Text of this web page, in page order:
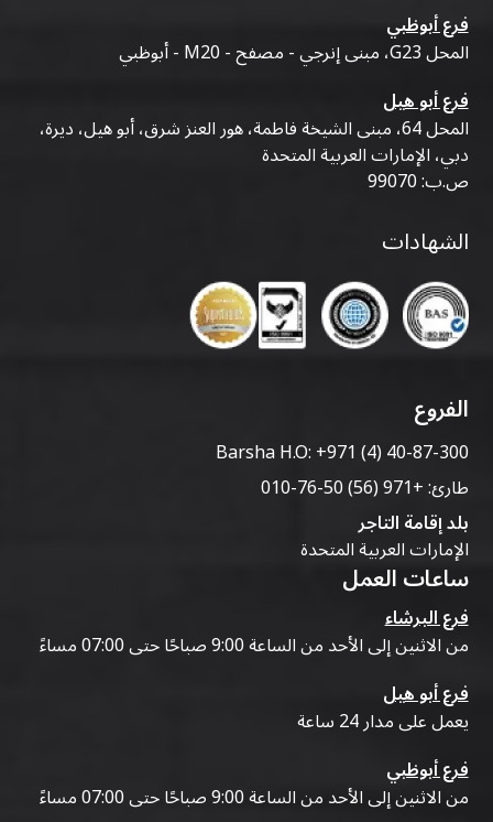
فرع أبوظبي
المحل G23، مبنى إنرجي - مصفح - M20 - أبوظبي
فرع أبو هيل
المحل 64، مبنى الشيخة فاطمة، هور العنز شرق، أبو هيل، ديرة،
دبي، الإمارات العربية المتحدة
ص.ب: 99070
الشهادات
الفروع
Barsha H.O:+971 (4) 40-87-300
طارئ:+971 (56) 50-76-010
بلد إقامة التاجر
الإمارات العربية المتحدة
ساعات العمل
فرع البرشاء
من الاثنين إلى الأحد من الساعة 9:00 صباحًا حتى 07:00 مساءً
فرع أبو هيل
يعمل على مدار 24 ساعة
فرع أبوظبي
من الاثنين إلى الأحد من الساعة 9:00 صباحًا حتى 07:00 مساءً